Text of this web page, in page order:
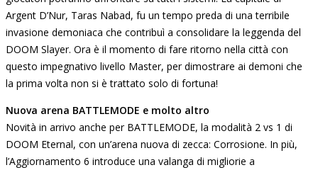
Argent D’Nur, Taras Nabad, fu un tempo preda di una terribile
invasione demoniaca che contribuì a consolidare la leggenda del
DOOM Slayer. Ora è il momento di fare ritorno nella città con
questo impegnativo livello Master, per dimostrare ai demoni che
la prima volta non si è trattato solo di fortuna!
Nuova arena BATTLEMODE e molto altro
Novità in arrivo anche per BATTLEMODE, la modalità 2 vs 1 di
DOOM Eternal, con un’arena nuova di zecca: Corrosione. In più,
l’Aggiornamento 6 introduce una valanga di migliorie a